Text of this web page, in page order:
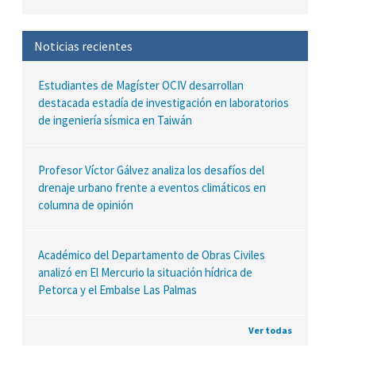
Noticias recientes
Estudiantes de Magíster OCIV desarrollan
destacada estadía de investigación en laboratorios
de ingeniería sísmica en Taiwán
Profesor Víctor Gálvez analiza los desafíos del
drenaje urbano frente a eventos climáticos en
columna de opinión
Académico del Departamento de Obras Civiles
analizó en El Mercurio la situación hídrica de
Petorca y el Embalse Las Palmas
Ver todas